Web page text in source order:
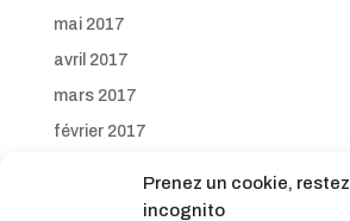
Prenez un cookie, restez
incognito
mai 2017
avril 2017
mars 2017
février 2017
décembre 2016